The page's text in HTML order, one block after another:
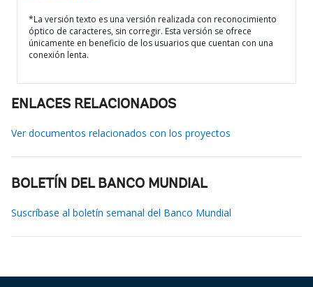
*La versión texto es una versión realizada con reconocimiento
óptico de caracteres, sin corregir. Esta versión se ofrece
únicamente en beneficio de los usuarios que cuentan con una
conexión lenta.
ENLACES RELACIONADOS
Ver documentos relacionados con los proyectos
BOLETÍN DEL BANCO MUNDIAL
Suscríbase al boletín semanal del Banco Mundial